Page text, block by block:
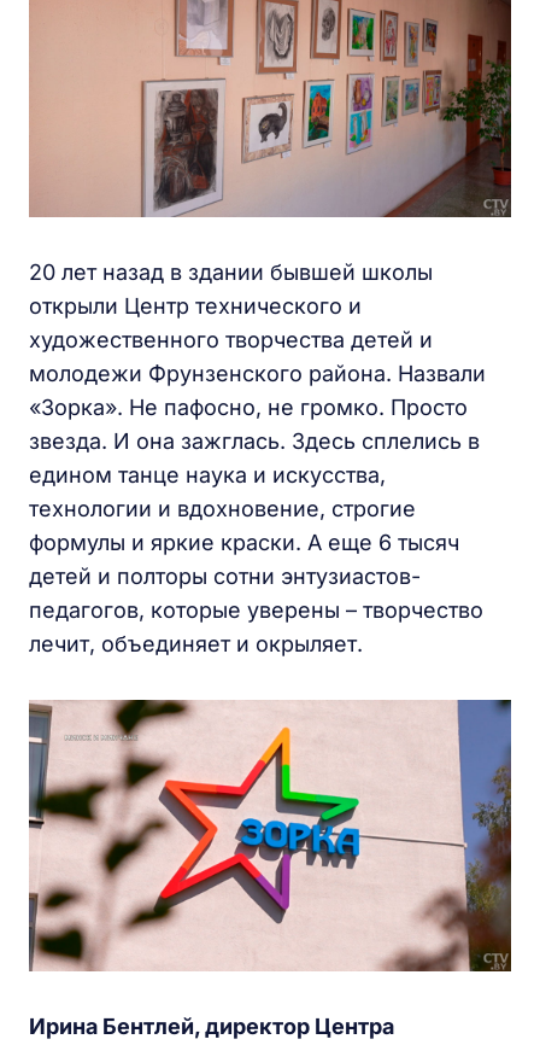
20 лет назад в здании бывшей школы
открыли Центр технического и
художественного творчества детей и
молодежи Фрунзенского района. Назвали
«Зорка». Не пафосно, не громко. Просто
звезда. И она зажглась. Здесь сплелись в
едином танце наука и искусства,
технологии и вдохновение, строгие
формулы и яркие краски. А еще 6 тысяч
детей и полторы сотни энтузиастов-
педагогов, которые уверены – творчество
лечит, объединяет и окрыляет.
Ирина Бентлей, директор Центра